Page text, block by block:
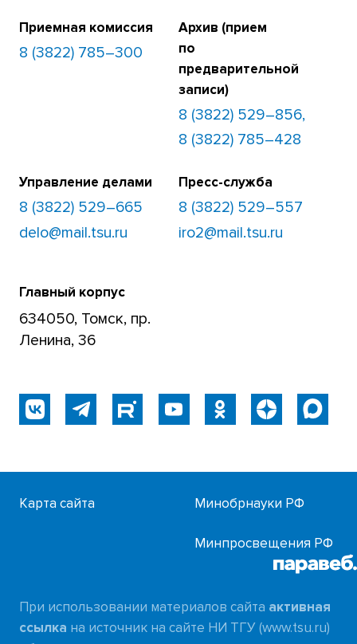
Приемная комиссия
8 (3822) 785–300
Архив (прием
по
предварительной
записи)
8 (3822) 529–856,
8 (3822) 785–428
Управление делами
8 (3822) 529–665
delo@mail.tsu.ru
Пресс-служба
8 (3822) 529–557
iro2@mail.tsu.ru
Главный корпус
634050, Томск, пр.
Ленина, 36
Карта сайта Минобрнауки РФ
Минпросвещения РФ
При использовании материалов сайта активная
ссылка на источник на сайте НИ ТГУ (www.tsu.ru)